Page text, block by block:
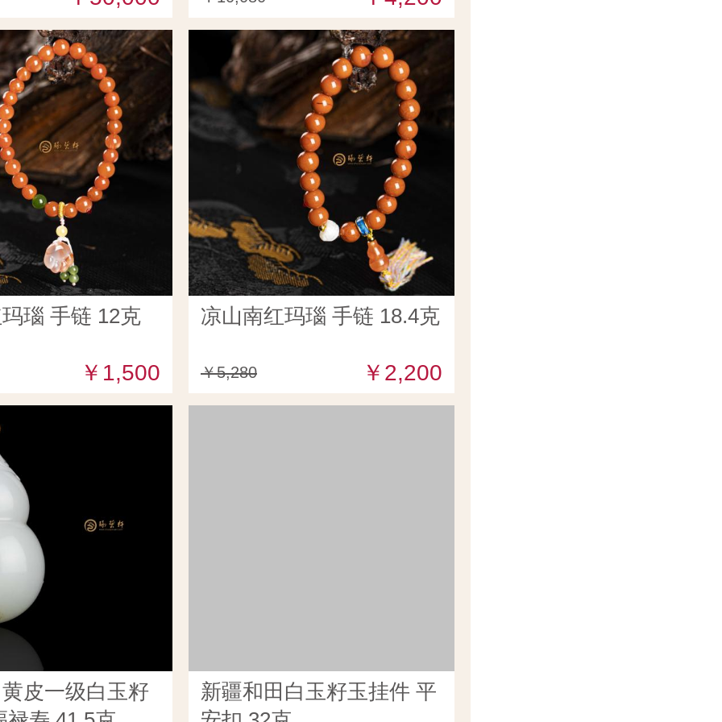
瑙 手链 12克
￥1,500
凉山南红玛瑙 手链 18.4克
￥5,280 ￥2,200
皮一级白玉籽
新疆和田白玉籽玉挂件 平